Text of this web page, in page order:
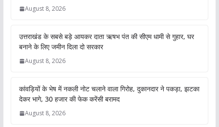
August 8, 2026
उत्तराखंड के सबसे बड़े आयकर दाता ऋषभ पंत की सीएम धामी से गुहार, घर
बनाने के लिए जमीन दिला दो सरकार
August 8, 2026
कांवड़ियों के भेष में नकली नोट चलाने वाला गिरोह, दुकानदार ने पकड़ा, झटका
देकर भागे, 30 हजार की फेक करेंसी बरामद
August 8, 2026